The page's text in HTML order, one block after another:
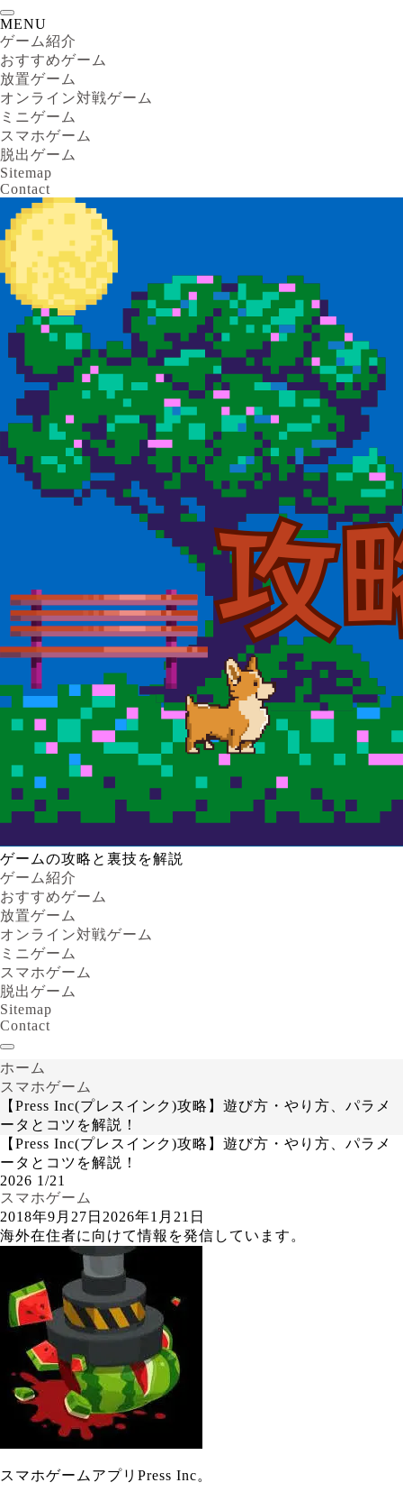
MENU
ゲーム紹介
おすすめゲーム
放置ゲーム
オンライン対戦ゲーム
ミニゲーム
スマホゲーム
脱出ゲーム
Sitemap
Contact
ゲームの攻略と裏技を解説
ゲーム紹介
おすすめゲーム
放置ゲーム
オンライン対戦ゲーム
ミニゲーム
スマホゲーム
脱出ゲーム
Sitemap
Contact
ホーム
スマホゲーム
【Press Inc(プレスインク)攻略】遊び方・やり方、パラメ
ータとコツを解説！
【Press Inc(プレスインク)攻略】遊び方・やり方、パラメ
ータとコツを解説！
2026 1/21
スマホゲーム
2018年9月27日 2026年1月21日
海外在住者に向けて情報を発信しています。
スマホゲームアプリPress Inc。